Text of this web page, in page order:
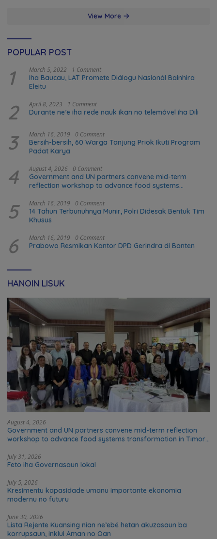
View More
POPULAR POST
1 March 5, 2022 1 Comment
Iha Baucau, LAT Promete Diálogu Nasionál Bainhira
Eleitu
2 April 8, 2023 1 Comment
Durante ne’e iha rede nauk ikan no telemóvel iha Dili
3 March 16, 2019 0 Comment
Bersih-bersih, 60 Warga Tanjung Priok Ikuti Program
Padat Karya
4 August 4, 2026 0 Comment
Government and UN partners convene mid-term
reflection workshop to advance food systems
5 March 16, 2019 0 Comment
14 Tahun Terbunuhnya Munir, Polri Didesak Bentuk Tim
Khusus
6 March 16, 2019 0 Comment
Prabowo Resmikan Kantor DPD Gerindra di Banten
HANOIN LISUK
August 4, 2026
Government and UN partners convene mid-term reflection
workshop to advance food systems transformation in Timor-
July 31, 2026
Feto iha Governasaun lokal
July 5, 2026
Kresimentu kapasidade umanu importante ekonomia
modernu no futuru
June 30, 2026
Lista Rejente Kuansing nian ne’ebé hetan akuzasaun ba
korrupsaun, inklui Aman no Oan